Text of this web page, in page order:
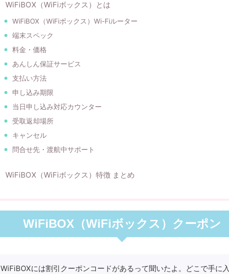
WiFiBOX（WiFiボックス）とは
WiFiBOX（WiFiボックス）Wi-Fiルーター
端末スペック
料金・価格
あんしん保証サービス
支払い方法
申し込み期限
当日申し込み対応カウンター
受取返却場所
キャンセル
問合せ先・渡航中サポート
WiFiBOX（WiFiボックス）特徴 まとめ
WiFiBOX（WiFiボックス）クーポン
WiFiBOXには割引クーポンコードがあるって聞いたよ。どこで手に